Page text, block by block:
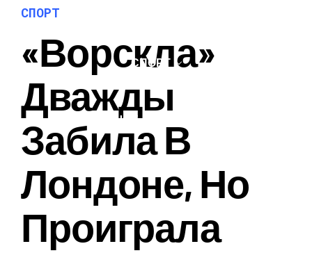
СПОРТ
ШОУ-БИЗНЕС
СПОРТ
«Ворскла»
Дважды
Забила В
Лондоне, Но
Проиграла